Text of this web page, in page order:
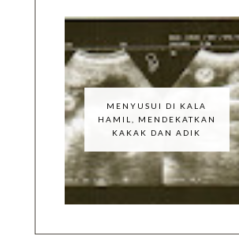
MENYUSUI DI KALA
HAMIL, MENDEKATKAN
KAKAK DAN ADIK